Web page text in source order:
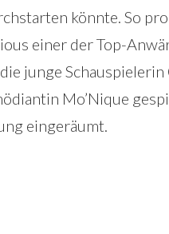
könnte. So
einer der Top-
junge
Mo’Nique
eingeräumt.